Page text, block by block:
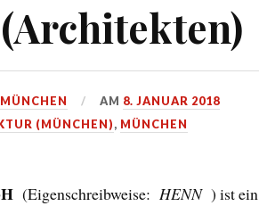
AM 8. JANUAR 2018
(MÜNCHEN), MÜNCHEN
(Eigenschreibweise:HENN ) ist ein